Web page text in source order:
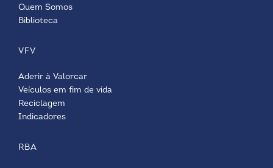
Quem Somos
Biblioteca
VFV
Aderir à Valorcar
Veículos em fim de vida
Reciclagem
Indicadores
RBA